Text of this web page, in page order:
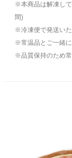
※本商品は解凍し
間)
※冷凍便で発送いた
※常温品とご一緒に
※品質保持のため常